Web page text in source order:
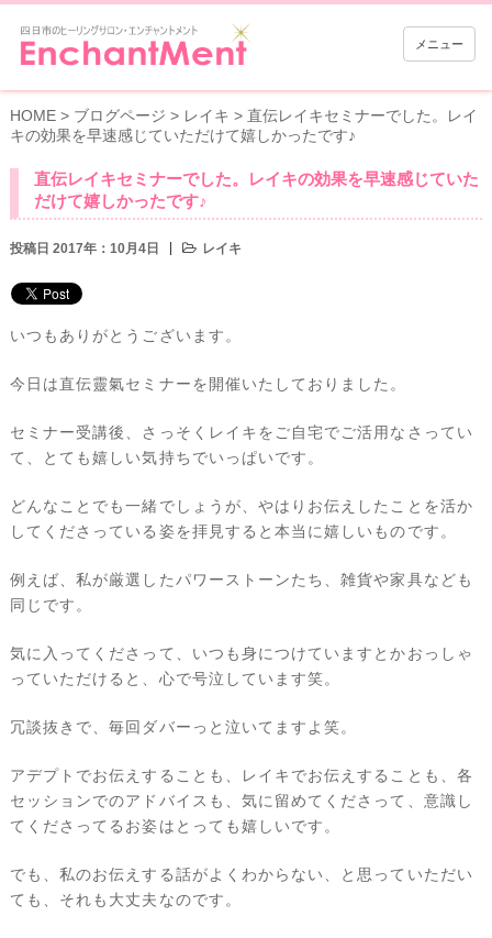
メニュー
HOME> ブログページ > レイキ > 直伝レイキセミナーでした。レイ
キの効果を早速感じていただけて嬉しかったです♪
直伝レイキセミナーでした。レイキの効果を早速感じていた
だけて嬉しかったです♪
投稿日 2017年：10月4日 レイキ
いつもありがとうございます。
今日は直伝靈氣セミナーを開催いたしておりました。
セミナー受講後、さっそくレイキをご自宅でご活用なさってい
て、とても嬉しい気持ちでいっぱいです。
どんなことでも一緒でしょうが、やはりお伝えしたことを活か
してくださっている姿を拝見すると本当に嬉しいものです。
例えば、私が厳選したパワーストーンたち、雑貨や家具なども
同じです。
気に入ってくださって、いつも身につけていますとかおっしゃ
っていただけると、心で号泣しています笑。
冗談抜きで、毎回ダバーっと泣いてますよ笑。
アデプトでお伝えすることも、レイキでお伝えすることも、各
セッションでのアドバイスも、気に留めてくださって、意識し
てくださってるお姿はとっても嬉しいです。
でも、私のお伝えする話がよくわからない、と思っていただい
ても、それも大丈夫なのです。